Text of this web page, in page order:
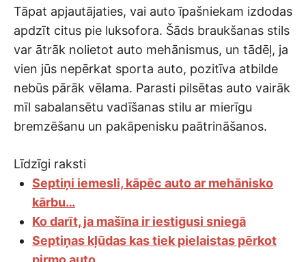
Tāpat apjautājaties, vai auto īpašniekam izdodas
apdzīt citus pie luksofora. Šāds braukšanas stils
var ātrāk nolietot auto mehānismus, un tādēļ, ja
vien jūs nepērkat sporta auto, pozitīva atbilde
nebūs pārāk vēlama. Parasti pilsētas auto vairāk
mīl sabalansētu vadīšanas stilu ar mierīgu
bremzēšanu un pakāpenisku paātrināšanos.
Līdzīgi raksti
Septiņi iemesli, kāpēc auto ar mehānisko
kārbu…
Ko darīt, ja mašīna ir iestigusi sniegā
Septiņas kļūdas kas tiek pielaistas pērkot